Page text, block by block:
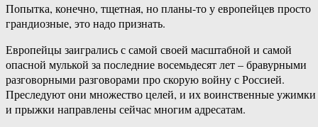
Попытка, конечно, тщетная, но планы-то у европейцев просто
грандиозные, это надо признать.
Европейцы заигрались с самой своей масштабной и самой
опасной мулькой за последние восемьдесят лет – бравурными
разговорными разговорами про скорую войну с Россией.
Преследуют они множество целей, и их воинственные ужимки
и прыжки направлены сейчас многим адресатам.